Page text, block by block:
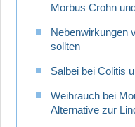
Morbus Crohn
Nebenwirkungen
sollten
Salbei bei Colitis
Weihrauch bei
Alternative zur